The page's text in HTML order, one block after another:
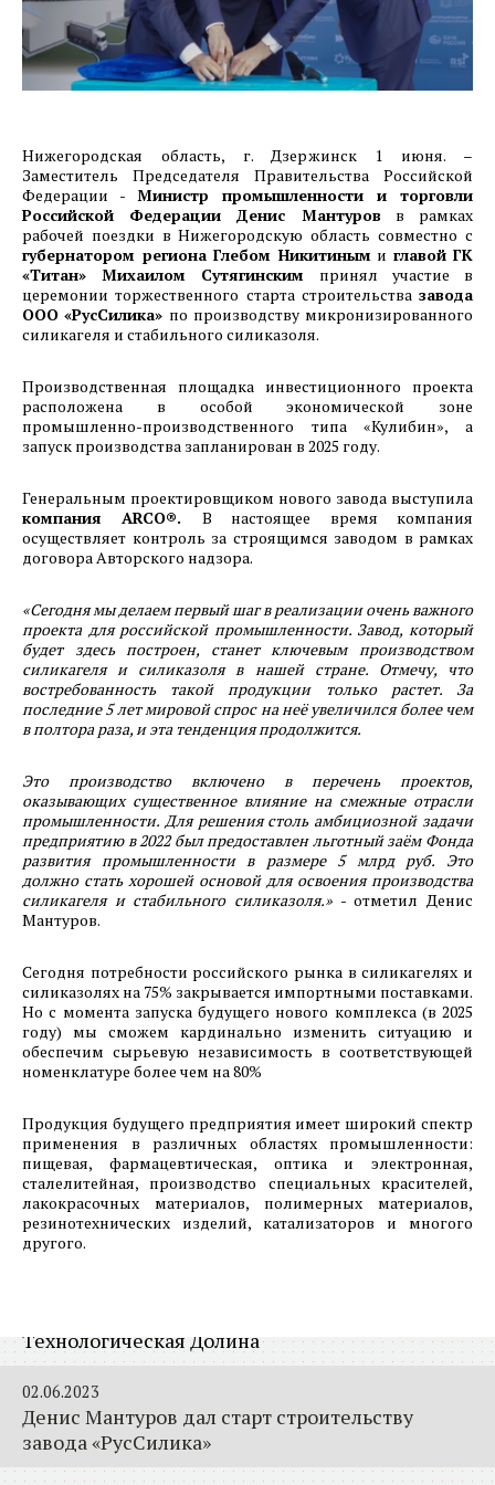
2024 г.
31.05.2024
Фотоотчет о ходе строительства предприятия
(г.Дзержинск, Нижегородская область.) Май
2024г.
31.05.2024
Фотоотчет о ходе строительства 1-й очереди
машиностроительного предприятия АО
«Спецтехномаш» на территории ОЭЗ
Красноярская Технологическая Долина. Май
2024г.
25.03.2024
Фотоотчет о ходе строительства предприятия
ООО «РусСилика» на территории ОЭЗ Кулибин
15.03.2024
Фотоотчет о ходе строительства 1-ой очереди
«Спецтехномаш» на территории ОЭЗ
Красноярская Технологическая Долина.
15.03.2024
Фотоотчет о ходе строительства 1-ой очереди
машиностроительного предприятия ООО
Красноярская Технологическая Долина.
28.12.2023
Вести с полей ОЭЗ. Часть 2.
04.08.2023
Максим Решетников и Михаил Котюков
посетили площадку Красноярской
технологической долины
10.07.2023
ООО «Хенкон Сибирь» приступило к активной
фазе реализации проекта строительства
машиностроительного предприятия на
территории ОЭЗ ППТ Красноярская
Технологическая Долина
10.07.2023
АО «Спецтехномаш» приступило к активной
Технологическая Долина
02.06.2023
Денис Мантуров дал старт строительству
завода «РусСилика»
Нижегородская область, г. Дзержинск 1 июня. –
Заместитель Председателя Правительства Российской
Федерации - Министр промышленности и торговли
Российской Федерации
Денис Мантуровв рамках
рабочей поездки в Нижегородскую область совместно с
губернатором региона Глебом Никитиными главой ГК
«Титан» Михаилом Сутягинским принял участие в
церемонии торжественного старта строительства завода
ООО «РусСилика» по производству микронизированного
силикагеля и стабильного силиказоля.
Производственная площадка инвестиционного проекта
расположена в особой экономической зоне
промышленно-производственного типа «Кулибин», а
запуск производства запланирован в 2025 году.
Генеральным проектировщиком нового завода выступила
компания АRCO®. В настоящее время компания
осуществляет контроль за строящимся заводом в рамках
договора Авторского надзора.
«Сегодня мы делаем первый шаг в реализации очень важного
проекта для российской промышленности. Завод, который
будет здесь построен, станет ключевым производством
силикагеля и силиказоля в нашей стране. Отмечу, что
востребованность такой продукции только растет. За
последние 5 лет мировой спрос на неё увеличился более чем
в полтора раза, и эта тенденция продолжится.
Это производство включено в перечень проектов,
оказывающих существенное влияние на смежные отрасли
промышленности. Для решения столь амбициозной задачи
предприятию в 2022 был предоставлен льготный заём Фонда
развития промышленности в размере 5 млрд руб. Это
должно стать хорошей основой для освоения производства
силикагеля и стабильного силиказоля.» - отметил Денис
Мантуров.
Сегодня потребности российского рынка в силикагелях и
силиказолях на 75% закрывается импортными поставками.
Но с момента запуска будущего нового комплекса (в 2025
году) мы сможем кардинально изменить ситуацию и
обеспечим сырьевую независимость в соответствующей
номенклатуре более чем на 80%
Продукция будущего предприятия имеет широкий спектр
применения в различных областях промышленности:
пищевая, фармацевтическая, оптика и электронная,
сталелитейная, производство специальных красителей,
лакокрасочных материалов, полимерных материалов,
резинотехнических изделий, катализаторов и многого
другого.